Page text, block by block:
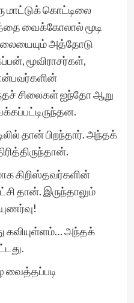
மாட்டுக் கொட்டிலை
வைக்கோலால் மூடி
அத்தோடு
மூவிராசர்கள்,
சிலைகள் ஐந்தோ ஆறு
தான் பிறந்தார். அந்தக்
கிறிஸ்தவர்களின்
தான். இருந்தாலும்
கவியுள்ளம்… அந்தக்
வைத்தப்படி